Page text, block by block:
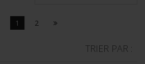
1 2
TRIER PAR :